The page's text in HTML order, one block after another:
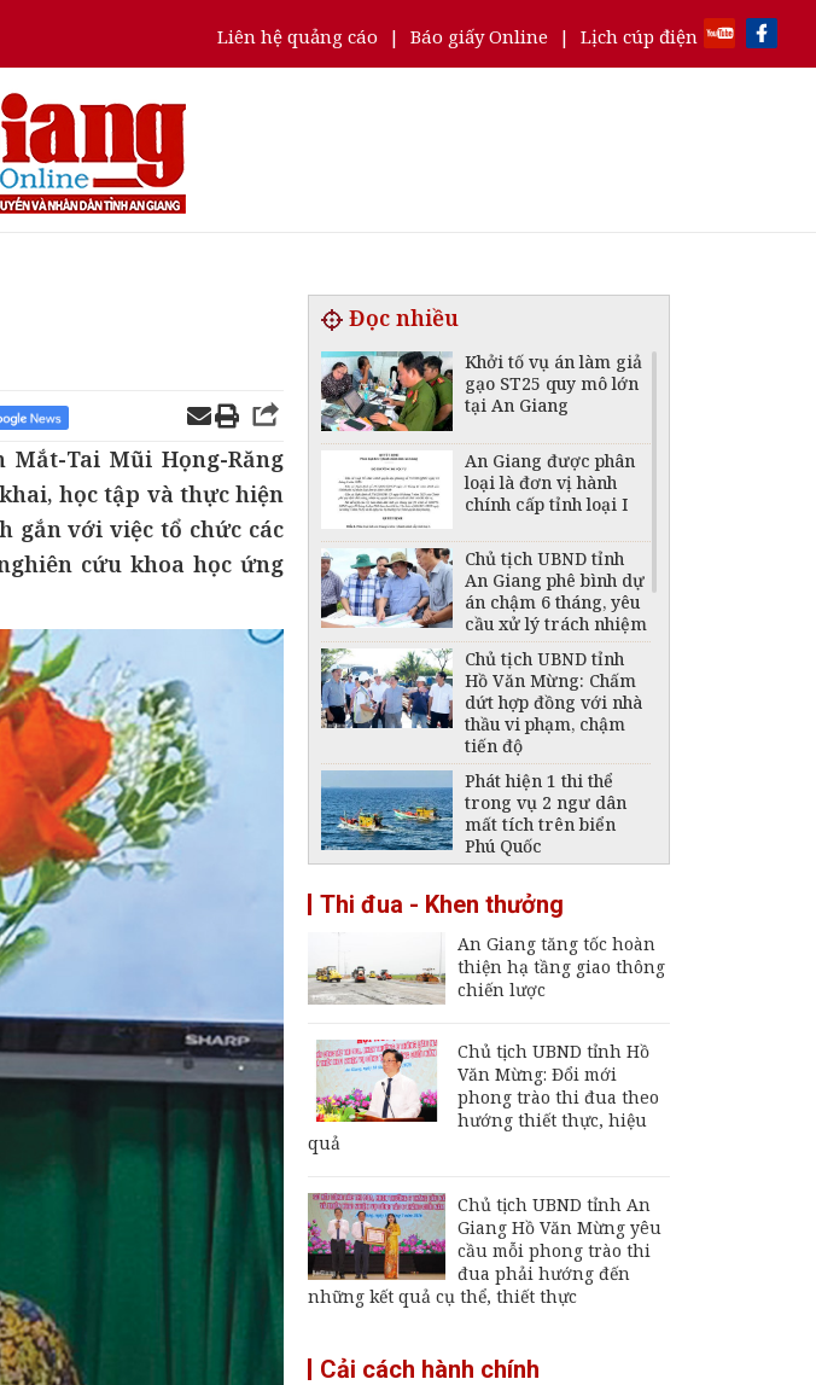
Liên hệ quảng cáo | Báo giấy Online | Lịch cúp điện
Tai Mũi Họng-Răng
học tập và thực hiện
gắn với việc tổ chức các
cứu khoa học ứng
Đọc nhiều
Khởi tố vụ án làm giả
gạo ST25 quy mô lớn
tại An Giang
An Giang được phân
loại là đơn vị hành
chính cấp tỉnh loại I
Chủ tịch UBND tỉnh
An Giang phê bình dự
án chậm 6 tháng, yêu
cầu xử lý trách nhiệm
Chủ tịch UBND tỉnh
Hồ Văn Mừng: Chấm
dứt hợp đồng với nhà
thầu vi phạm, chậm
tiến độ
Phát hiện 1 thi thể
trong vụ 2 ngư dân
mất tích trên biển
Phú Quốc
giảm mức cung cấp
điện trên địa bàn tỉnh
An Giang ngày 6 -
7/8/2026
Đại tá Nguyễn Việt
Chính ủy Bộ Chỉ huy
Quân sự tỉnh An
Giang
Đội K92 quy tập thêm
Thường trực UBND
tỉnh An Giang yêu cầu
sớm đưa cảng biển
An Thới hoạt động trở
vận hành nhà máy xử
Thi đua - Khen thưởng
An Giang tăng tốc hoàn
thiện hạ tầng giao thông
chiến lược
Chủ tịch UBND tỉnh Hồ
Văn Mừng: Đổi mới
phong trào thi đua theo
hướng thiết thực, hiệu
quả
Chủ tịch UBND tỉnh An
Giang Hồ Văn Mừng yêu
cầu mỗi phong trào thi
đua phải hướng đến
những kết quả cụ thể, thiết thực
Cải cách hành chính